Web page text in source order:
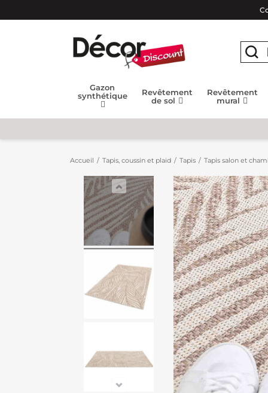
Gazon
synthétique
Revêtement
de sol
Revêtement
mural
Accueil Tapis, coussin et plaid Tapis Tapis salon et